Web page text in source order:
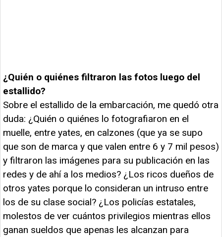
¿Quién o quiénes filtraron las fotos luego del
estallido?
Sobre el estallido de la embarcación, me quedó otra
duda: ¿Quién o quiénes lo fotografiaron en el
muelle, entre yates, en calzones (que ya se supo
que son de marca y que valen entre 6 y 7 mil pesos)
y filtraron las imágenes para su publicación en las
redes y de ahí a los medios? ¿Los ricos dueños de
otros yates porque lo consideran un intruso entre
los de su clase social? ¿Los policías estatales,
molestos de ver cuántos privilegios mientras ellos
ganan sueldos que apenas les alcanzan para